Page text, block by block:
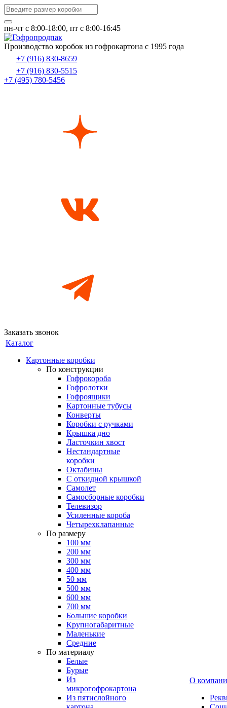
пн-чт c 8:00-18:00, пт с 8:00-16:45
Производство коробок из гофрокартона с 1995 года
+7 (916) 830-8659
+7 (916) 830-5515
+7 (495) 780-5456
Заказать звонок
Каталог
Картонные коробки
По конструкции
Гофрокороба
Гофролотки
Гофроящики
Картонные тубусы
Конверты
Коробки с ручками
Крышка дно
Ласточкин хвост
Нестандартные
коробки
Октабины
С откидной крышкой
Самолет
Самосборные коробки
Телевизор
Усиленные короба
Четырехклапанные
По размеру
100 мм
200 мм
300 мм
400 мм
50 мм
500 мм
600 мм
700 мм
Большие коробки
Крупногабаритные
Маленькие
Средние
По материалу
Белые
Бурые
Из
микрогофрокартона
Из пятислойного
О